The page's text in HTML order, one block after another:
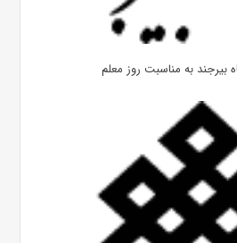
بیرجند به مناسبت روز معلم